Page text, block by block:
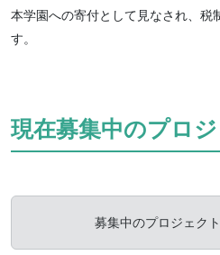
本学園への寄付として見なされ、税
す。
現在募集中のプロ
募集中のプロジェク